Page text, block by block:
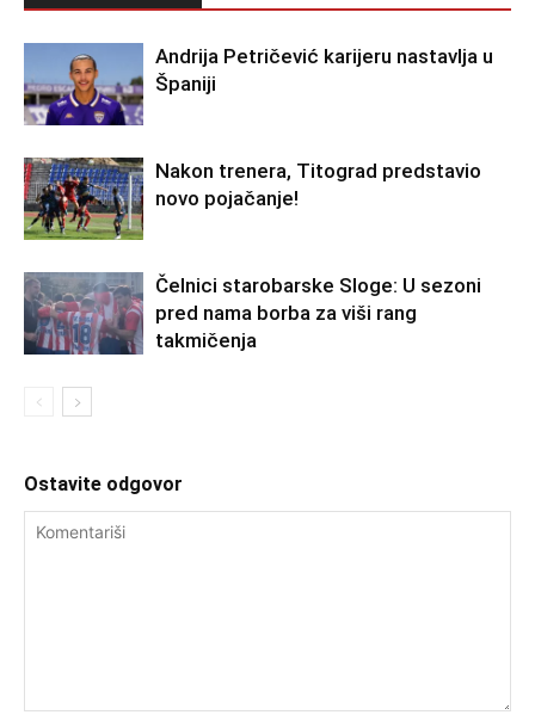
Andrija Petričević karijeru nastavlja u
Španiji
Nakon trenera, Titograd predstavio
novo pojačanje!
Čelnici starobarske Sloge: U sezoni
pred nama borba za viši rang
takmičenja
Ostavite odgovor